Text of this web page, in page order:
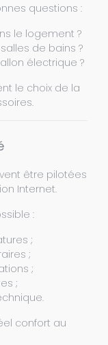
questions :
le logement ?
de bains ?
électrique ?
le choix de la
être pilotées
Internet.
:
;
;
;
;
confort au